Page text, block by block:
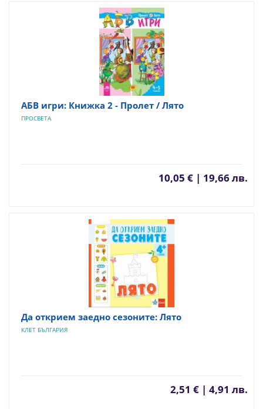
АБВ игри: Книжка 2 - Пролет / Лято
ПРОСВЕТА
10,05 € | 19,66 лв.
Да открием заедно сезоните: Лято
КЛЕТ БЪЛГАРИЯ
2,51 € | 4,91 лв.